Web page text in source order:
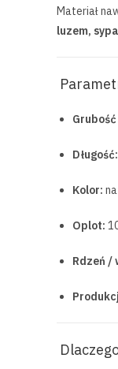
Materiał
luzem,
Długość:
Kolor:
Oplot:
Rdzeń /